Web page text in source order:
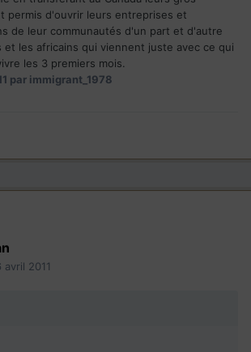
permis d'ouvrir leurs entreprises et
de leur communautés d'un part et d'autre
et les africains qui viennent juste avec ce qui
les 3 premiers mois.
par immigrant_1978
avril 2011